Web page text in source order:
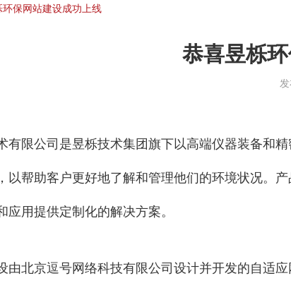
保网站建设成功上线
恭喜昱栎
有限公司是昱栎技术集团旗下以高端仪器装备和
以帮助客户更好地了解和管理他们的环境状况。
用提供定制化的解决方案。
由北京逗号网络科技有限公司设计并开发的自适